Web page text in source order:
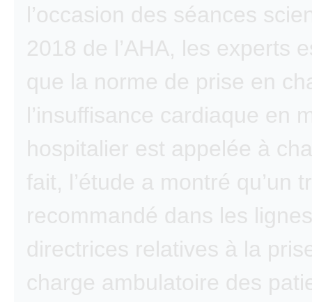
l’occasion des séances
2018 de l’AHA, les experts
que la norme de prise en
l’insuffisance cardiaque en
hospitalier est appelée à
fait, l’étude a montré qu’un
recommandé dans les lignes
directrices relatives à la
charge ambulatoire des